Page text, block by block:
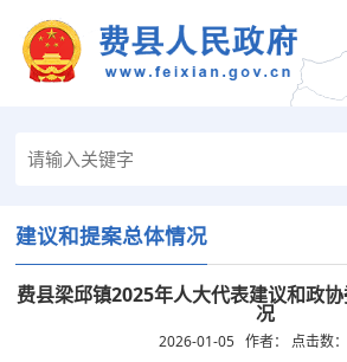
建议和提案总体情况
费县梁邱镇2025年人大代表建议和政
况
2026-01-05 作者： 点击数：